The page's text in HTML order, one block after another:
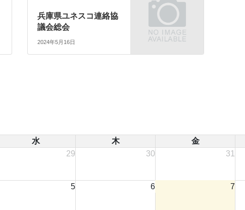
兵庫県ユネスコ連絡協
議会総会
2024年5月16日
水 木 金
29 30 31
5 6 7